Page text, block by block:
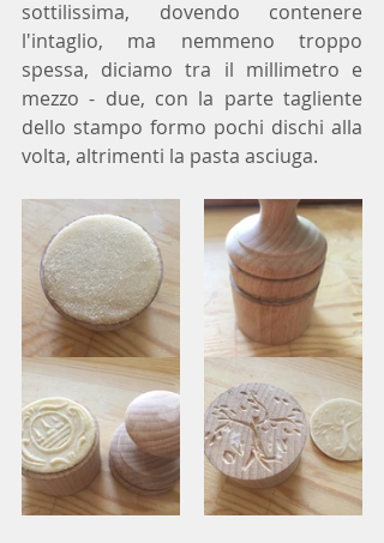
sottilissima, dovendo contenere
l'intaglio, ma nemmeno troppo
spessa, diciamo tra il millimetro e
mezzo - due, con la parte tagliente
dello stampo formo pochi dischi alla
volta, altrimenti la pasta asciuga.